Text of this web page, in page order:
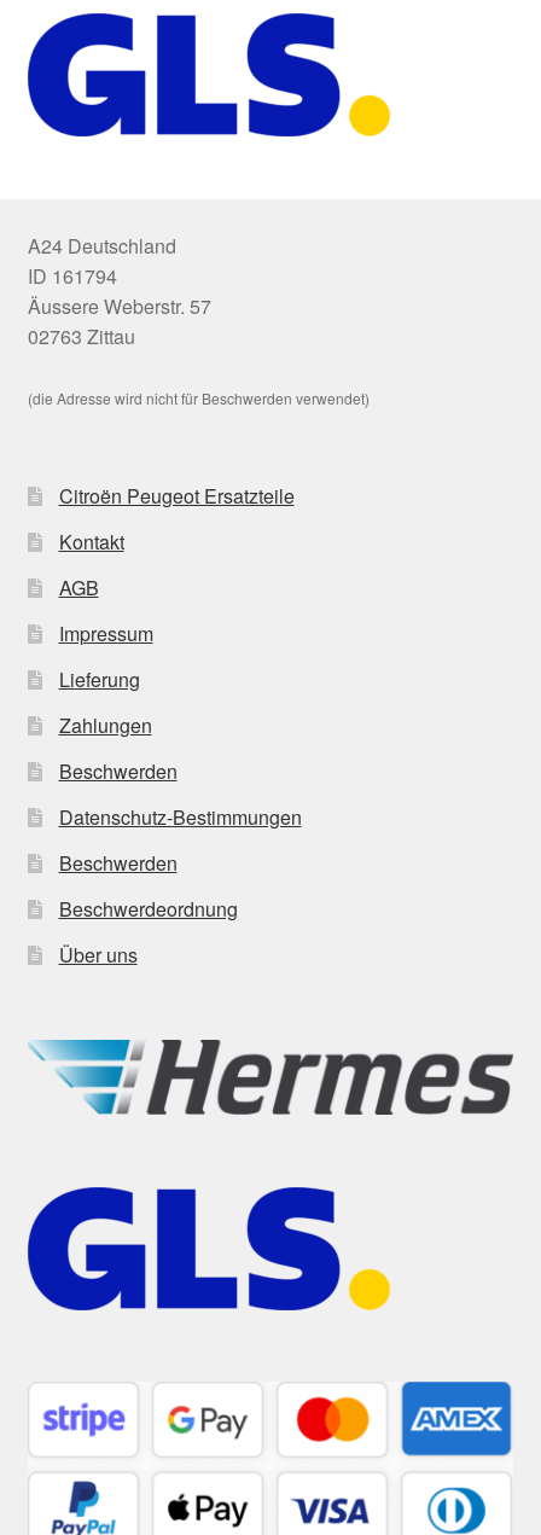
A24 Deutschland
ID 161794
Äussere Weberstr. 57
02763 Zittau
(die Adresse wird nicht für Beschwerden verwendet)
Citroën Peugeot Ersatzteile
Kontakt
AGB
Impressum
Lieferung
Zahlungen
Beschwerden
Datenschutz-Bestimmungen
Beschwerden
Beschwerdeordnung
Über uns